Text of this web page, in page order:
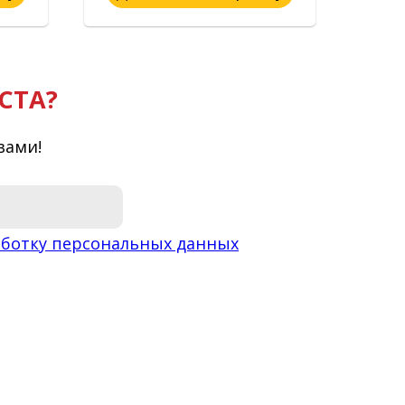
персональных данных